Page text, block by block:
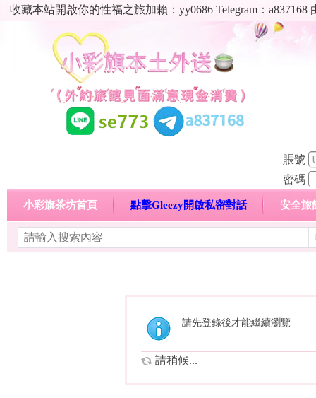
收藏本站開啟你的性福之旅加賴：yy0686 Telegram：
賬號
密碼
小彩旗茶坊首頁 點擊Gleezy開啟私密對話 安全旅
請先登錄後才能繼續瀏覽
請稍候...